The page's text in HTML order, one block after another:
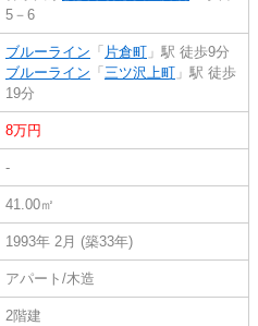
5－6
ブルーライン 「 片倉町 」駅 徒歩9分
ブルーライン 「 三ツ沢上町 」駅 徒歩
19分
8万円
-
41.00㎡
1993年 2月 (築33年)
アパート/木造
2階建